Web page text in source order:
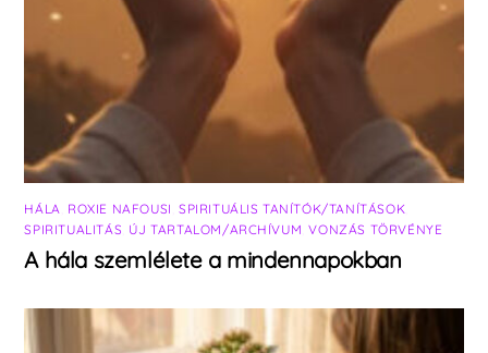
HÁLA ROXIE NAFOUSI SPIRITUÁLIS TANÍTÓK/TANÍTÁSOK
SPIRITUALITÁS ÚJ TARTALOM/ARCHÍVUM ,VONZÁS TÖRVÉNYE
A hála szemlélete a mindennapokban